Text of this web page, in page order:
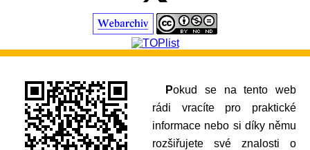
Pokud se na tento web
rádi vracíte pro praktické
informace nebo si díky němu
rozšiřujete své znalosti o